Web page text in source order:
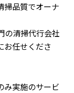
掃品質でオーナ
の清掃代行会社
お任せくださ
み実施のサービ